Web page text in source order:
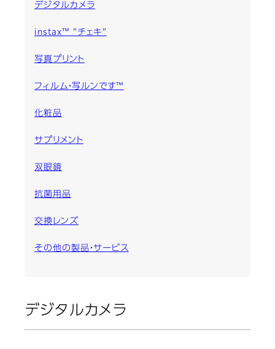
デジタルカメラ
instax™ “チェキ”
写真プリント
フィルム・写ルンです™
化粧品
サプリメント
双眼鏡
抗菌用品
交換レンズ
その他の製品・サービス
デジタルカメラ